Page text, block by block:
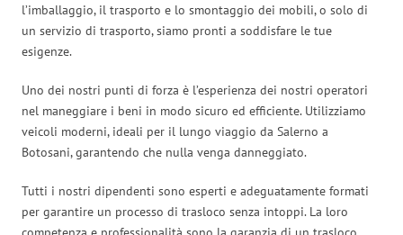
l’imballaggio, il trasporto e lo smontaggio dei mobili, o solo di
un servizio di trasporto, siamo pronti a soddisfare le tue
esigenze.
Uno dei nostri punti di forza è l’esperienza dei nostri operatori
nel maneggiare i beni in modo sicuro ed efficiente. Utilizziamo
veicoli moderni, ideali per il lungo viaggio da Salerno a
Botosani, garantendo che nulla venga danneggiato.
Tutti i nostri dipendenti sono esperti e adeguatamente formati
per garantire un processo di trasloco senza intoppi. La loro